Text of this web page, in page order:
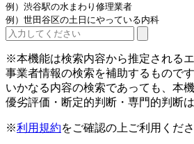
例）渋谷駅の水まわり修理業者
例）世田谷区の土日にやっている内科
※本機能は検索内容から推定される
事業者情報の検索を補助するものです
いかなる内容の検索であっても、本
優劣評価・断定的判断・専門的判断は
※利用規約をご確認の上ご利用くだ